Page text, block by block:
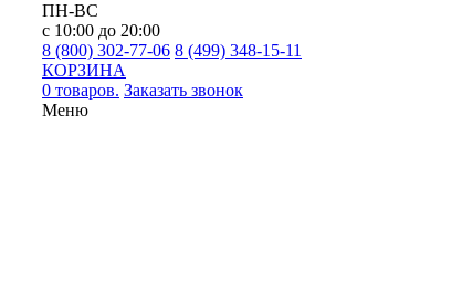
ПН-ВС
с 10:00 до 20:00
8 (800) 302-77-06 8 (499) 348-15-11
КОРЗИНА
0 товаров. Заказать звонок
Меню